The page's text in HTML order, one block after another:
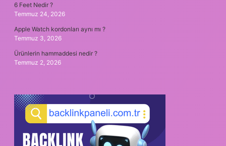
6 Feet Nedir ?
Temmuz 24, 2026
Apple Watch kordonları aynı mı ?
Temmuz 3, 2026
Ürünlerin hammaddesi nedir ?
Temmuz 2, 2026